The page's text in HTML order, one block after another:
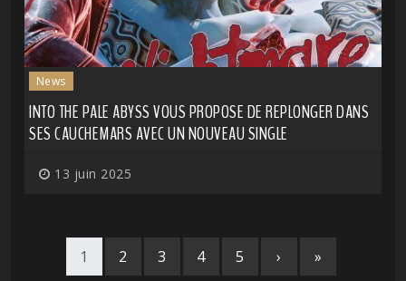
News
INTO THE PALE ABYSS VOUS PROPOSE DE REPLONGER DANS
SES CAUCHEMARS AVEC UN NOUVEAU SINGLE
13 juin 2025
1 2 3 4 5 › »